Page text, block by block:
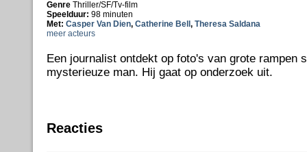
Genre Thriller/SF/Tv-film
Speelduur: 98 minuten
Met: Casper Van Dien, Catherine Bell , Theresa Saldana
meer acteurs
Een journalist ontdekt op foto's van grote rampen
mysterieuze man. Hij gaat op onderzoek uit.
Reacties